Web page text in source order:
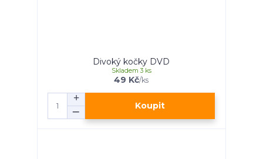
Divoký kočky DVD
49 Kč/ks
Skladem 3 ks
Koupit